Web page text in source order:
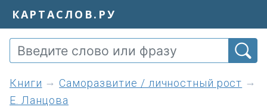
КАРТАСЛОВ.РУ
книги
Саморазвитие / личностный рост
Е. Ланцова